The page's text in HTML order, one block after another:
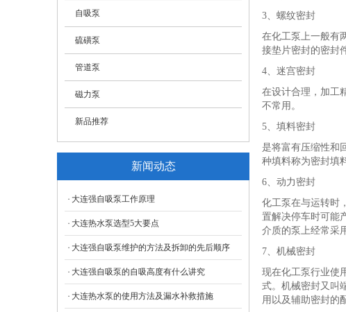
3、螺纹密封
在化工泵上一般有
接垫片密封的密封
4、迷宫密封
在设计合理，加工
不常用。
5、填料密封
是将富有压缩性和
种填料称为密封填
6、动力密封
化工泵在与运转时
置解决停车时可能
介质的泵上经常采
7、机械密封
现在化工泵行业使
式。机械密封又叫
用以及辅助密封的
自吸泵
硫磺泵
管道泵
磁力泵
新品推荐
新闻动态
大连强自吸泵工作原理
大连热水泵选型5大要点
大连强自吸泵维护的方法及拆卸的先后顺序
大连强自吸泵的自吸高度有什么讲究
大连热水泵的使用方法及漏水补救措施